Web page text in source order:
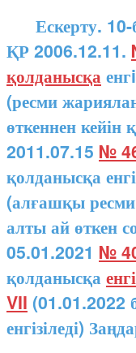
Ескерту. 10-
ҚР 2006.12.11.
қолданысқа
(ресми
өткеннен кейін
2011.07.15 №
қолданысқа
(алғашқы ресми
алты ай өткен
05.01.2021 №
қолданысқа
VII (01.01.2022
енгізіледі)